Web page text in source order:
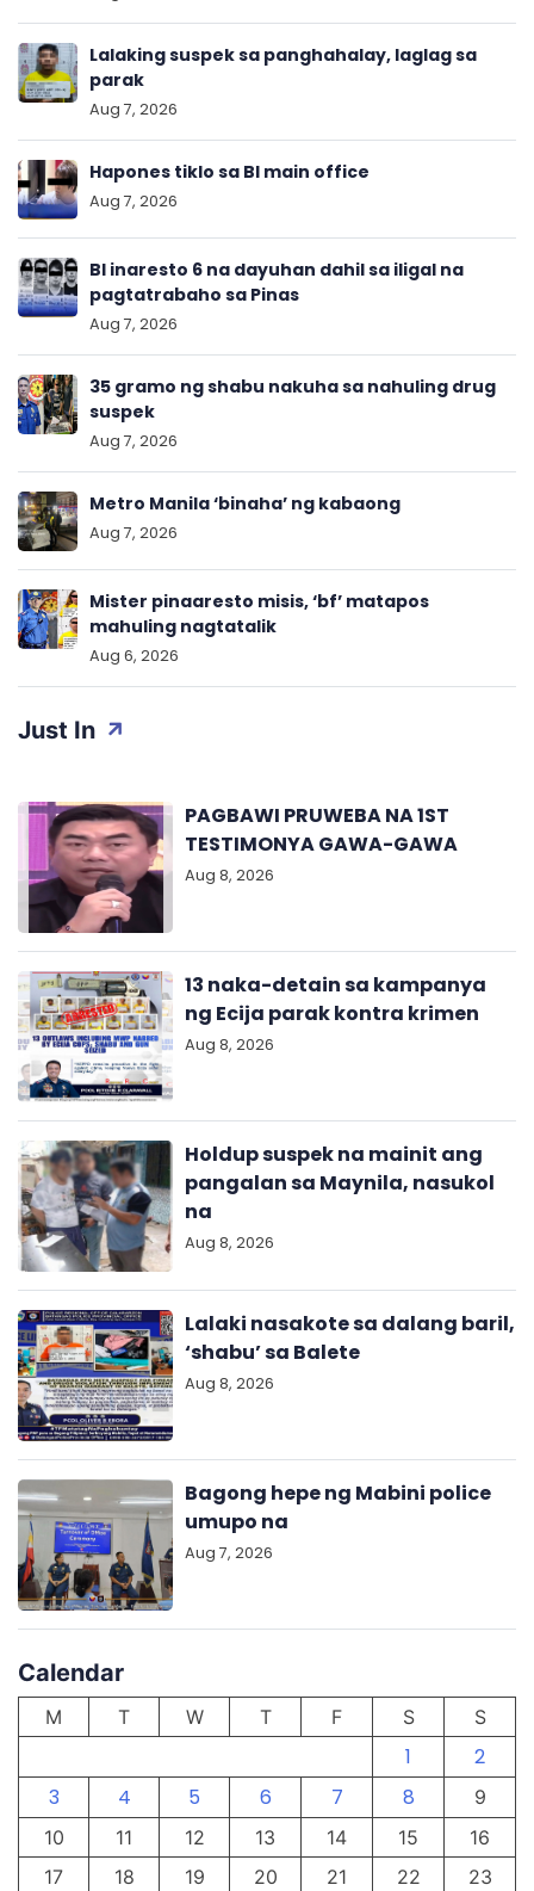
Just In
PAGBAWI PRUWEBA NA 1ST
TESTIMONYA GAWA-GAWA
Aug 8, 2026
13 naka-detain sa kampanya
ng Ecija parak kontra krimen
Aug 8, 2026
Holdup suspek na mainit ang
pangalan sa Maynila, nasukol
na
Aug 8, 2026
Lalaki nasakote sa dalang baril,
‘shabu’ sa Balete
Aug 8, 2026
Bagong hepe ng Mabini police
umupo na
Aug 7, 2026
Calendar
M T W T F S S
1
2
3
4 5 6 7 8
9
10
11 12 13 14 15
16
17
18 19 20 21 22
23
Lalaking suspek sa panghahalay, laglag sa
parak
Aug 7, 2026
Hapones tiklo sa BI main office
Aug 7, 2026
BI inaresto 6 na dayuhan dahil sa iligal na
pagtatrabaho sa Pinas
Aug 7, 2026
35 gramo ng shabu nakuha sa nahuling drug
suspek
Aug 7, 2026
Metro Manila ‘binaha’ ng kabaong
Aug 7, 2026
Mister pinaaresto misis, ‘bf’ matapos
mahuling nagtatalik
Aug 6, 2026